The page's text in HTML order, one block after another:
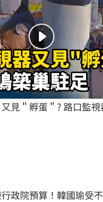
又見＂孵蛋＂? 路口監
政院預算！韓國瑜受